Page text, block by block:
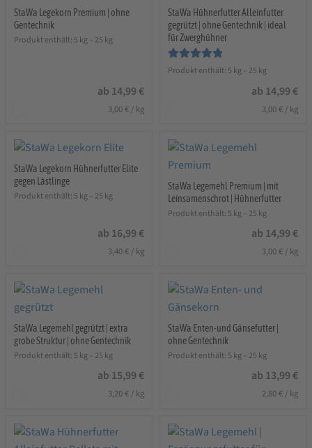
StaWa Legekorn Premium | ohne
Gentechnik
Produkt enthält: 5 kg – 25 kg
ab 14,99 €
3,00 € / kg
StaWa Hühnerfutter Alleinfutter
gegrützt | ohne Gentechnik | ideal
für Zwerghühner
Bewertet mit
Produkt enthält: 5 kg– 25 kg
ab 14,99 €
3,00 €/ kg
StaWa Legekorn Hühnerfutter Elite
gegen Lästlinge
Produkt enthält: 5 kg – 25 kg
ab 16,99 €
3,40 € / kg
StaWa Legemehl Premium | mit
Leinsamenschrot | Hühnerfutter
Produkt enthält: 5 kg– 25 kg
ab 14,99 €
3,00 €/ kg
StaWa Legemehl gegrützt | extra
grobe Struktur | ohne Gentechnik
Produkt enthält: 5 kg – 25 kg
ab 15,99 €
3,20 € / kg
StaWa Enten-und Gänsefutter |
ohne Gentechnik
Produkt enthält: 5 kg– 25 kg
ab 13,99 €
2,80 €/ kg